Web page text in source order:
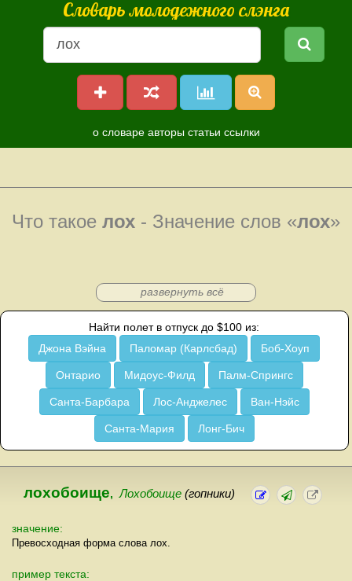
Словарь молодежного слэнга
о словаре авторы статьи ссылки
Что такое лох - Значение слов «лох»
развернуть всё
Найти полет в отпуск до $100 из:
Джона Вэйна
Паломар (Карлсбад) Боб-Хоуп
Онтарио Мидоус-Филд Палм-Спрингс
Санта-Барбара Лос-Анджелес Ван-Нэйс
Санта-Мария Лонг-Бич
лохобоище, Лохобоище (гопники)
значение:
Превосходная форма слова лох.
пример текста: